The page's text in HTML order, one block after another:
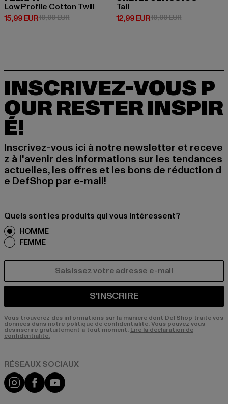
Low Profile Cotton Twill
15,99 EUR
Prix courant: 15,99 EUR
19,99 EURPrix en promotion: 19,99 EUR
Tall
12,99 EUR
Prix courant: 12,99 EUR
19,99 EURPrix en
INSCRIVEZ-VOUS P
OUR RESTER INSPIR
É!
Inscrivez-vous ici à notre newsletter et receve
z à l'avenir des informations sur les tendances
actuelles, les offres et les bons de réduction d
e DefShop par e-mail!
Quels sont les produits qui vous intéressent?
HOMME
FEMME
S'INSCRIRE
Vous trouverez des informations sur la manière dont DefShop traite vos
données dans notre politique de confidentialité. Vous pouvez vous
désinscrire gratuitement à tout moment. Lire la déclaration de
confidentialité.
Visit our Instagram page:
Visit our Facebook page:
Visit our YouTube channel: